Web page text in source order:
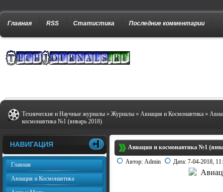
Главная RSS Статистика Последние комментарии
Технические и Научные журналы » Журналы » Авиация и Космонавтика »
космонавтика №1 (январь 2018)
Авиация и космонавтика №1
Автор: Admin Дата: 7-04-2018,
НАВИГАЦИЯ
Главная
Авиация и Космонавтика